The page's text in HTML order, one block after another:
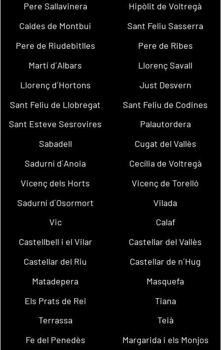
Pere Sallavinera
Hipòlit de Voltregà
Caldes de Montbui
Sant Feliu Sasserra
Pere de Riudebitlles
Pere de Ribes
Martí d´Albars
Llorenç Savall
Llorenç d´Hortons
Just Desvern
Sant Feliu de Llobregat
Sant Feliu de Codines
Sant Esteve Sesrovires
Palautordera
Sabadell
Cugat del Vallès
Sadurní d´Anoia
Cecília de Voltregà
Vicenç dels Horts
Vicenç de Torelló
Sadurní d´Osormort
Vilada
Vic
Calaf
Castellbell i el Vilar
Castellar del Vallès
Castellar del Riu
Castellar de n´Hug
Matadepera
Masquefa
Els Prats de Rei
Tiana
Terrassa
Teià
Fe del Penedès
Margarida i els Monjos